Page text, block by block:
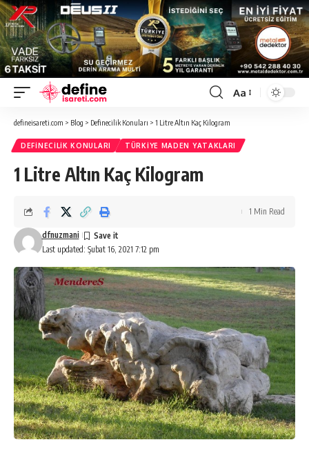
Font
Aa
defineisareti.com > Blog > Definecilik Konuları > 1 Litre Altın Kaç Kilogram
DEFINECILIK KONULARI TÜRKIYE MADEN YATAKLARI
1 Litre Altın Kaç Kilogram
Last updated: Şubat 16, 2021 7:12 pm
dfnuzmani
1 Min Read